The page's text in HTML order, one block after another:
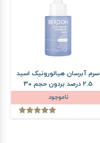
سرم آبرسان هیالورونیک اسید
2.5 درصد بردون حجم 30
میلی لیتر
ناموجود